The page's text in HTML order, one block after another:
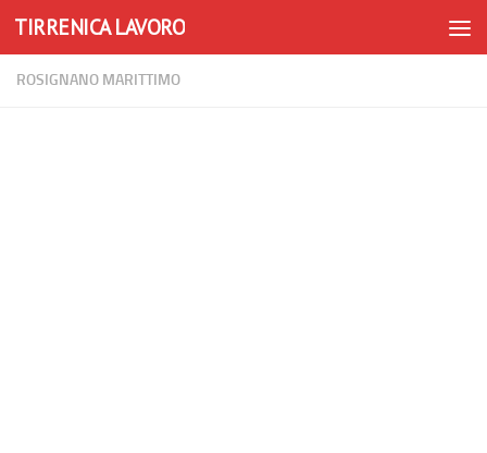
Skip to content
TIRRENICA LAVORO
ROSIGNANO MARITTIMO